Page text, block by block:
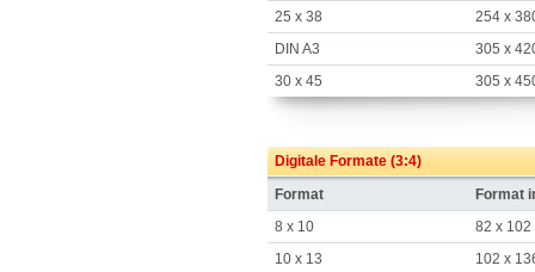
25 x 38
254 x
DIN A3
305 x
30 x 45
305 x
Digitale Formate (3:4)
Format
Format
8 x 10
82 x 102
10 x 13
102 x